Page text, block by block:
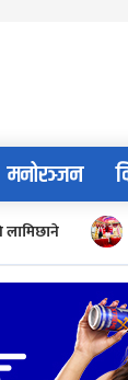
मनोरञ्जन
लामिछाने